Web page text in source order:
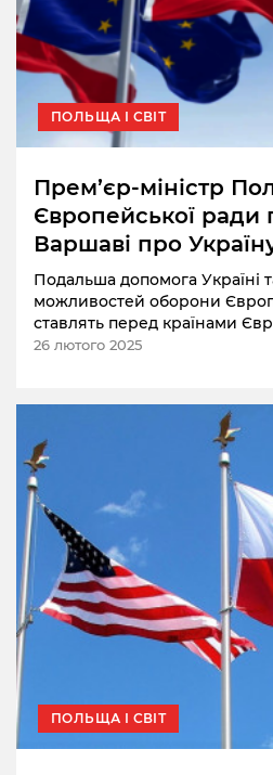
ПОЛЬЩА І СВІТ
Прем’єр-міністр
Європейської ради
Варшаві про
Подальша допомога Україні
можливостей оборони
ставлять перед країнами
26 лютого 2025
ПОЛЬЩА І СВІТ